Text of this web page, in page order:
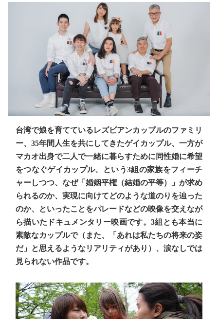
台湾で娘を育てているレズビアンカップルのファミリ
ー、35年間人生を共にしてきたゲイカップル、一方が
マカオ出身で二人で一緒に暮らすために同性婚に希望
をつなぐゲイカップル、という3組の家族をフィーチ
ャーしつつ、なぜ「婚姻平権（結婚の平等）」が求め
られるのか、実現に向けてどのような道のりを辿った
のか、といったことをパレードなどの映像を交えなが
ら描いたドキュメンタリー映画です。3組とも本当に
素敵なカップルで（また、「あれは私たちの将来の姿
だ」と思えるようなリアリティがあり）、涙なしでは
見られない作品です。